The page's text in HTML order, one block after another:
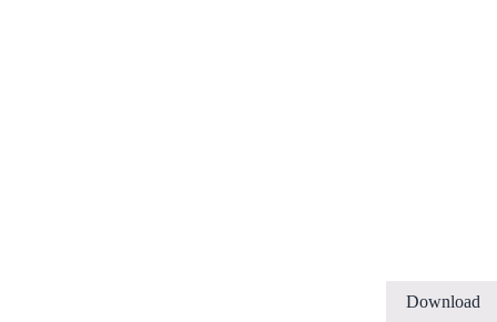
Download